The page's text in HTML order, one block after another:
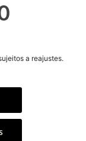
a reajustes.